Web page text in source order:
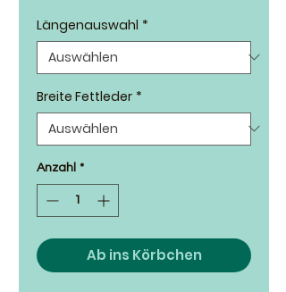
Längenauswahl *
Breite Fettleder *
Anzahl *
Ab ins Körbchen